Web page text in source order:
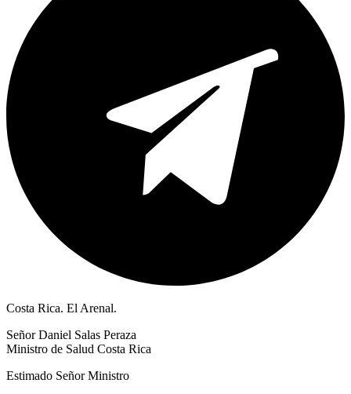
Costa Rica. El Arenal.
Señor Daniel Salas Peraza
Ministro de Salud Costa Rica
Estimado Señor Ministro